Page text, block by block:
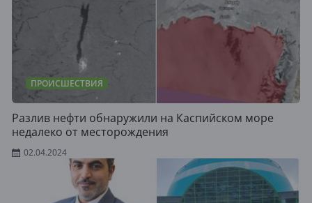
ПРОИСШЕСТВИЯ
Разлив нефти обнаружили на Каспийском море
недалеко от месторождения
02.04.2024